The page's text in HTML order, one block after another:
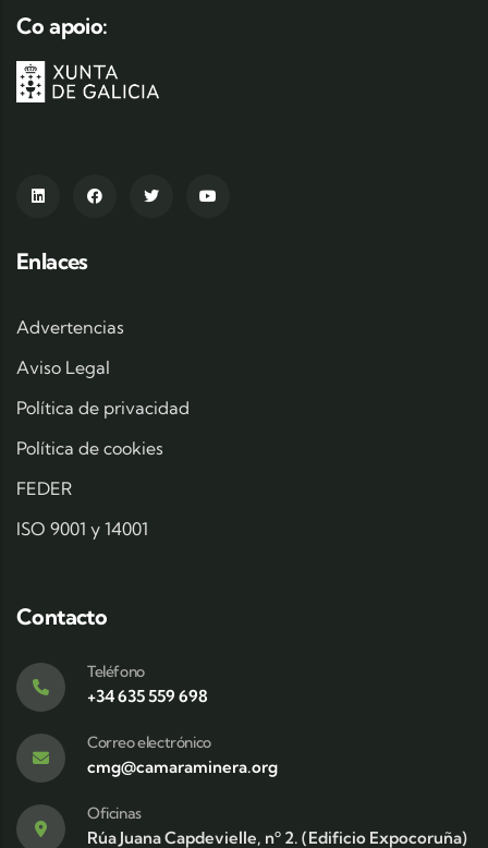
Co apoio:
Enlaces
Advertencias
Aviso Legal
Política de privacidad
Política de cookies
FEDER
ISO 9001 y 14001
Contacto
Teléfono
+34 635 559 698
Correo electrónico
cmg@camaraminera.org
Oficinas
Rúa Juana Capdevielle, nº 2. (Edificio Expocoruña)